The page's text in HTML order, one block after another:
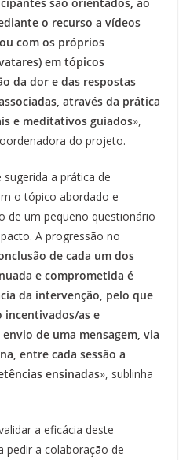
o recurso a vídeos
com os próprios
em tópicos
da dor e das respostas
através da prática
e meditativos guiados»,
do projeto.
a prática de
o tópico abordado e
de um pequeno questionário
A progressão no
de cada um dos
e comprometida é
da intervenção, pelo que
incentivados/as e
de uma mensagem, via
entre cada sessão a
ensinadas», sublinha
a eficácia deste
pedir a colaboração de